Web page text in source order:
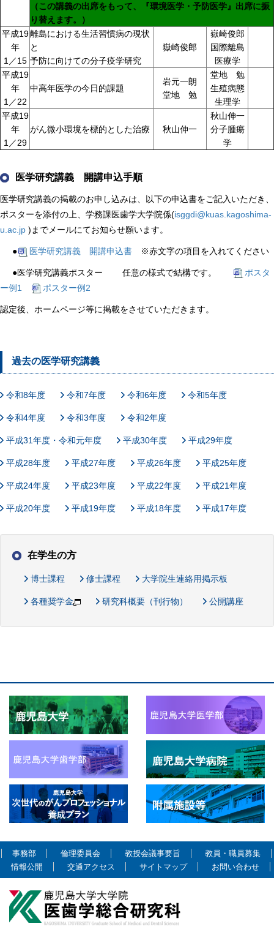
（この講義の出席をもって、『環境医学・予防医学』出席に振
り替えます。）
平成19
年
1／15
離島における生活習慣病の現状
と
予防に向けての分子疫学研究
嶽崎俊郎
嶽崎俊郎
国際離島
医療学
平成19
年
1／22
中高年医学の今日的課題
岩元一朗
堂地 勉
堂地 勉
生殖病態
生理学
平成19
年
1／29
がん微小環境を標的とした治療 秋山伸一
秋山伸一
分子腫瘍
学
医学研究講義 開講申込手順
医学研究講義の掲載のお申し込みは、以下の申込書をご記入いただき、
ポスターを添付の上、学務課医歯学大学院係(isggdi@kuas.kagoshima-
u.ac.jp )までメールにてお知らせ願います。
● 医学研究講義 開講申込書 ※赤文字の項目を入れてください
●医学研究講義ポスター 任意の様式で結構です。
ポスタ
ー例1
ポスター例2
認定後、ホームページ等に掲載をさせていただきます。
過去の医学研究講義
令和8年度 令和7年度 令和6年度 令和5年度
令和4年度 令和3年度 令和2年度
平成31年度・令和元年度 平成30年度 平成29年度
平成28年度 平成27年度 平成26年度 平成25年度
平成24年度 平成23年度 平成22年度 平成21年度
平成20年度 平成19年度 平成18年度 平成17年度
在学生の方
博士課程 修士課程 大学院生連絡用掲示板
各種奨学金 研究科概要（刊行物） 公開講座
事務部 倫理委員会 教授会議事要旨
教員・職員募集
情報公開
交通アクセス サイトマップ お問い合わせ